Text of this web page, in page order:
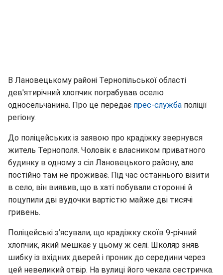
В Лановецькому районі Тернопільської області
дев'ятирічний хлопчик пограбував оселю
односельчанина. Про це передає прес-служба поліції
регіону.
До поліцейських із заявою про крадіжку звернувся
житель Тернополя. Чоловік є власником приватного
будинку в одному з сіл Лановецького району, але
постійно там не проживає. Під час останнього візити
в село, він виявив, що в хаті побували сторонні й
поцупили дві вудочки вартістю майже дві тисячі
гривень.
Поліцейські з’ясували, що крадіжку скоїв 9-річний
хлопчик, який мешкає у цьому ж селі. Школяр зняв
шибку із вхідних дверей і проник до середини через
цей невеликий отвір. На вулиці його чекала сестричка.